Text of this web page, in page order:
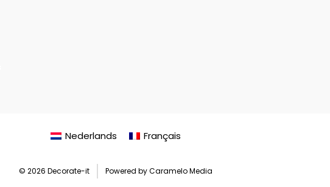
Nederlands Français
© 2026 Decorate-it Powered by Caramelo Media